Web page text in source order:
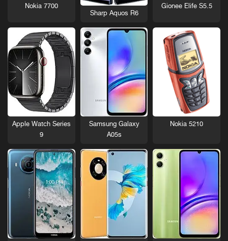
Gionee Elife S5.5
Sharp Aquos R6
Nokia 7700
Nokia 5210
Samsung Galaxy
A05s
Apple Watch Series
9